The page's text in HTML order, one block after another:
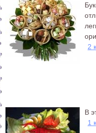
2
В
1